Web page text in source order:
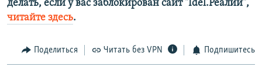
делать, если у вас заблокирован сайт "Idel.Реалии",
читайте здесь.
Поделиться Читать без VPN Подпишитесь